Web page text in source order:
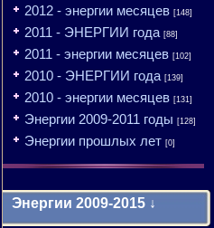
2012 - энергии месяцев [148]
2011 - ЭНЕРГИИ года [88]
2011 - энергии месяцев [102]
2010 - ЭНЕРГИИ года [139]
2010 - энергии месяцев [131]
Энергии 2009-2011 годы [128]
Энергии прошлых лет [0]
Энергии 2009-2015 ↓